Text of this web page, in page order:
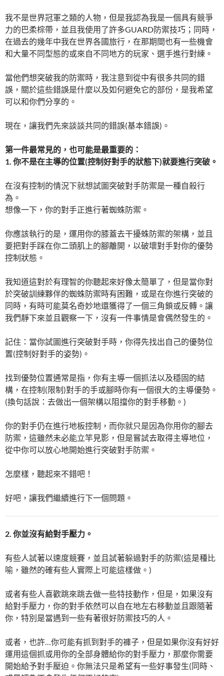
我不是世界冠軍之類的人物，但是我認為我是一個具有競爭
力的巴柔棕帶，並且我使用了許多GUARD防禦技巧；同時，
在過去的幾年中我在世界各國旅行，在那期間也有一些機會
和大量不同型態的或來自不同地方的玩家、選手進行對練。
當他們想突破我的防禦時，我注意到從中有很多共同的錯
誤，關於這些錯誤是什麼以及如何避免它的部份，是我希望
可以和你們分享的。
現在，讓我們先來談談共同的錯誤(基本錯誤)。
第一件最常見的，也可能是最重要的：
1. 你不是在主導的位置(控制好對手的狀態下)就要進行突破。
在沒有控制的情況下就想試圖突破對手防禦是一種自殺行
為。
想像一下，你的對手正進行著蜘蛛防禦。
你應該執行的是，運用你的膝蓋去干擾蛛防禦的架構，並且
要把對手踩在你二頭肌上的腳離開，以破壞對手對你的優勢
控制狀態。
我知道這對於有理智的你聽起來好像太簡單了，但是當你對
於突破訓練夥伴的蜘蛛防禦時有困難，或是在你進行突破的
同時，有時可能莫名奇妙地還獲得了一個三角鎖或反轉。讓
我們靜下來並且觀察一下，沒有一件事情是會偶然發生的。
記住：當你試圖進行突破對手時，你得先找出自己的優勢位
置(控制好對手的姿勢)。
找到優勢位置通常是指，你有主導一個抓法以及穩固的結
構，在控制(限制)對手的手或腳時你有一個很大的主導優勢。
(換句話說：去做出一個架構以阻擋你的對手移動。)
你的對手仍在進行地板控制，而你就只是因為你用你的腳去
防禦，這雖然未必能立竿見影，但是嘗試去取得主導地位，
從中你可以放心地開始進行突破對手防禦。
怎麼樣，聽起來不錯吧！
好吧，讓我們繼續進行下一個問題。
2. 你並沒有給對手壓力。
有些人試著以速度競賽，並且試著躲過對手的防禦(這是種比
喻，雖然的確有些人實際上可能這樣做。)
或者有些人喜歡跳來跳去做一些特技動作，但是，如果沒有
給對手壓力，你的對手依然可以自在地左右移動並且跟隨著
你，特別是當遇到一些有著很好防禦技巧的人。
或者，也許…你可能有抓到對手的褲子，但是如果你沒有好好
運用這個抓或用你的全部身體給你的對手壓力，那麼你需要
開始給予對手壓迫。你無法只是希望有一些好事發生(同時、